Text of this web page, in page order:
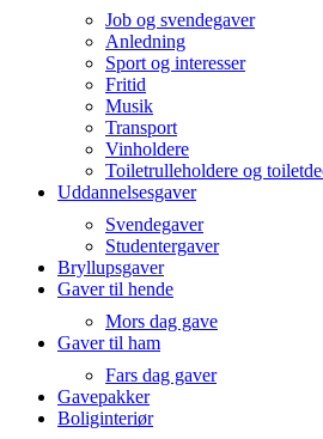
Job og svendegaver
Anledning
Sport og interesser
Fritid
Musik
Transport
Vinholdere
Toiletrulleholdere og
Uddannelsesgaver
Svendegaver
Studentergaver
Bryllupsgaver
Gaver til hende
Mors dag gave
Gaver til ham
Fars dag gaver
Gavepakker
Boliginteriør